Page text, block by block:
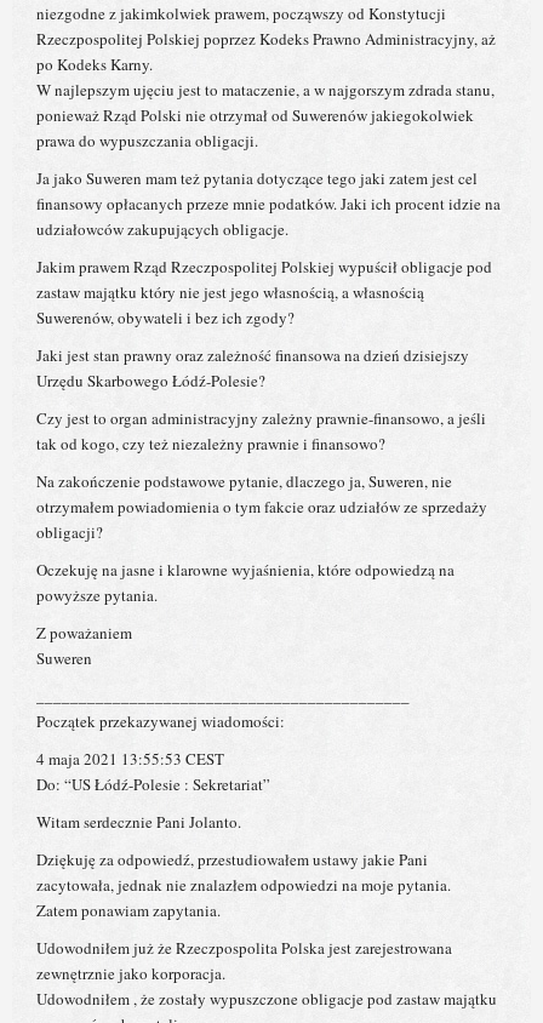
niezgodne z jakimkolwiek prawem, począwszy od Konstytucji
Rzeczpospolitej Polskiej poprzez Kodeks Prawno Administracyjny, aż
po Kodeks Karny.
W najlepszym ujęciu jest to mataczenie, a w najgorszym zdrada stanu,
ponieważ Rząd Polski nie otrzymał od Suwerenów jakiegokolwiek
prawa do wypuszczania obligacji.
Ja jako Suweren mam też pytania dotyczące tego jaki zatem jest cel
finansowy opłacanych przeze mnie podatków. Jaki ich procent idzie na
udziałowców zakupujących obligacje.
Jakim prawem Rząd Rzeczpospolitej Polskiej wypuścił obligacje pod
zastaw majątku który nie jest jego własnością, a własnością
Suwerenów, obywateli i bez ich zgody?
Jaki jest stan prawny oraz zależność finansowa na dzień dzisiejszy
Urzędu Skarbowego Łódź-Polesie?
Czy jest to organ administracyjny zależny prawnie-finansowo, a jeśli
tak od kogo, czy też niezależny prawnie i finansowo?
Na zakończenie podstawowe pytanie, dlaczego ja, Suweren, nie
otrzymałem powiadomienia o tym fakcie oraz udziałów ze sprzedaży
obligacji?
Oczekuję na jasne i klarowne wyjaśnienia, które odpowiedzą na
powyższe pytania.
Z poważaniem
Suweren
Początek przekazywanej wiadomości:
4 maja 2021 13:55:53 CEST
Do: “US Łódź-Polesie : Sekretariat”
Witam serdecznie Pani Jolanto.
Dziękuję za odpowiedź, przestudiowałem ustawy jakie Pani
zacytowała, jednak nie znalazłem odpowiedzi na moje pytania.
Zatem ponawiam zapytania.
Udowodniłem już że Rzeczpospolita Polska jest zarejestrowana
zewnętrznie jako korporacja.
Udowodniłem , że zostały wypuszczone obligacje pod zastaw majątku